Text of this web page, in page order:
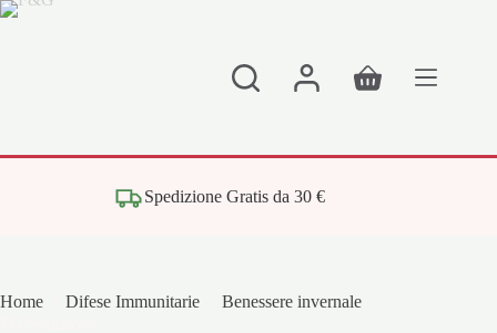
Salta
Carrello
Spedizione Gratis da 30 €
Home Difese Immunitarie Benessere invernale